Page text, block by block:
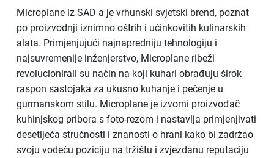
Microplane iz SAD-a je vrhunski svjetski brend, poznat
po proizvodnji iznimno oštrih i učinkovitih kulinarskih
alata. Primjenjujući najnapredniju tehnologiju i
najsuvremenije inženjerstvo, Microplane ribeži
revolucionirali su način na koji kuhari obrađuju širok
raspon sastojaka za ukusno kuhanje i pečenje u
gurmanskom stilu. Microplane je izvorni proizvođač
kuhinjskog pribora s foto-rezom i nastavlja primjenjivati
desetljeća stručnosti i znanosti o hrani kako bi zadržao
svoju vodeću poziciju na tržištu i zvjezdanu reputaciju